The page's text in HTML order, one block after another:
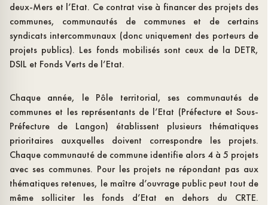
deux-Mers et l’Etat. Ce contrat vise à financer des projets des
communes, communautés de communes et de certains
syndicats intercommunaux (donc uniquement des porteurs de
projets publics). Les fonds mobilisés sont ceux de la DETR,
DSIL et Fonds Verts de l’Etat.
Chaque année, le Pôle territorial, ses communautés de
communes et les représentants de l’Etat (Préfecture et Sous-
Préfecture de Langon) établissent plusieurs thématiques
prioritaires auxquelles doivent correspondre les projets.
Chaque communauté de commune identifie alors 4 à 5 projets
avec ses communes. Pour les projets ne répondant pas aux
thématiques retenues, le maître d’ouvrage public peut tout de
même solliciter les fonds d’Etat en dehors du CRTE.